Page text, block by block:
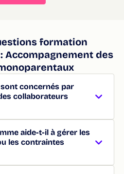
formation
Accompagnement des
concernés par
collaborateurs
aide-t-il à gérer les
les contraintes